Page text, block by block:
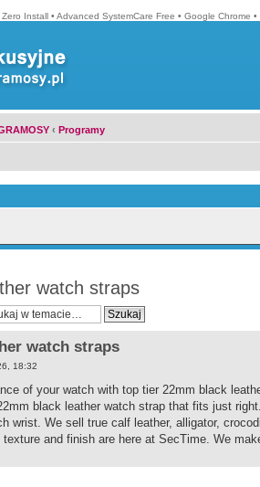
Zero Install • Advanced SystemCare Free • Google Chrome •
‹ Programy
watch straps
watch straps
18:32
of your watch with top tier 22mm black
black leather watch strap that fits just
wrist. We sell true calf leather, alligator,
and finish are here at SecTime. We